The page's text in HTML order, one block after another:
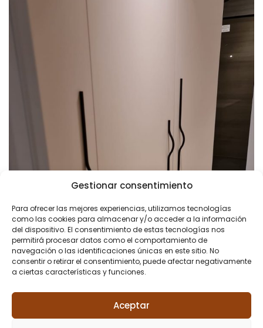
Gestionar consentimiento
Para ofrecer las mejores experiencias, utilizamos tecnologías
como las cookies para almacenar y/o acceder a la información
del dispositivo. El consentimiento de estas tecnologías nos
permitirá procesar datos como el comportamiento de
navegación o las identificaciones únicas en este sitio. No
consentir o retirar el consentimiento, puede afectar negativamente
a ciertas características y funciones.
Aceptar